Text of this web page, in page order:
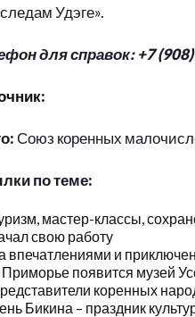
Удэге».
для справок: +7
Союз коренных
по теме:
мастер-классы,
свою работу
впечатлениями и
появится музей
коренных
Бикина – праздник